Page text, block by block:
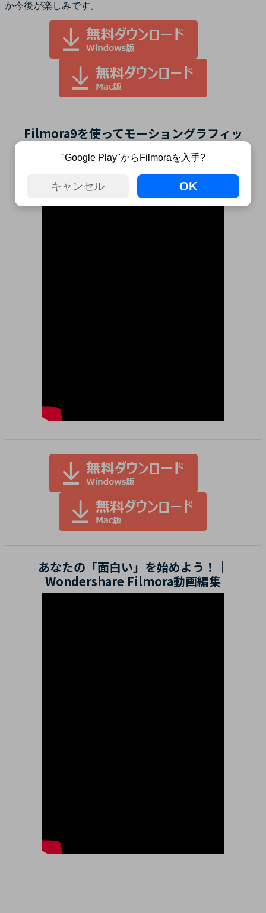
か今後が楽しみです。
Filmora9を使ってモーショングラフィッ
あなたの「面白い」を始めよう！｜
Wondershare Filmora動画編集
"Google Play"からFilmoraを入手?
キャンセル OK